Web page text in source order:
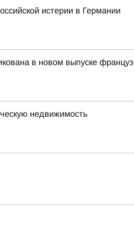
истерии в Германии
в новом выпуске
недвижимость